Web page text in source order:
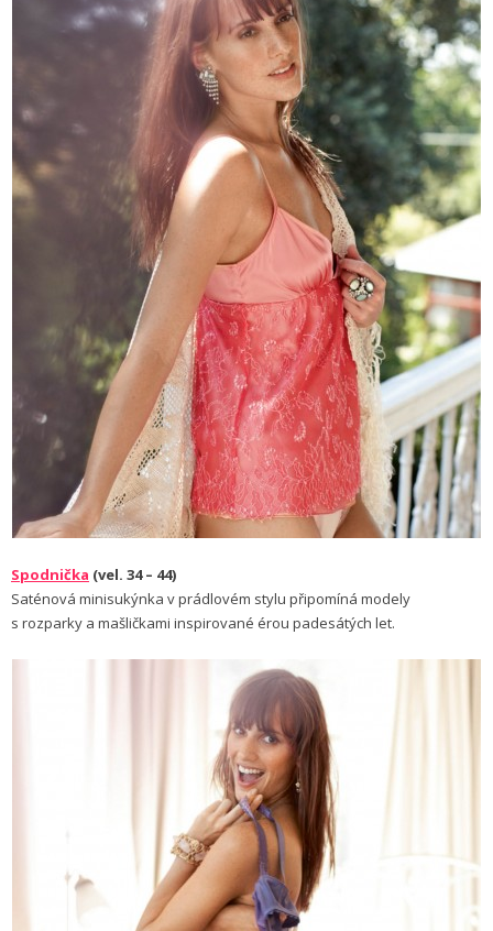
Spodnička (vel. 34 – 44)
Saténová minisukýnka v prádlovém stylu připomíná modely
s rozparky a mašličkami inspirované érou padesátých let.